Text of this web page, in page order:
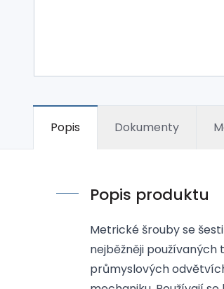
Popis Dokumenty
Popis produktu
Metrické šrouby se
nejběžněji
průmyslových